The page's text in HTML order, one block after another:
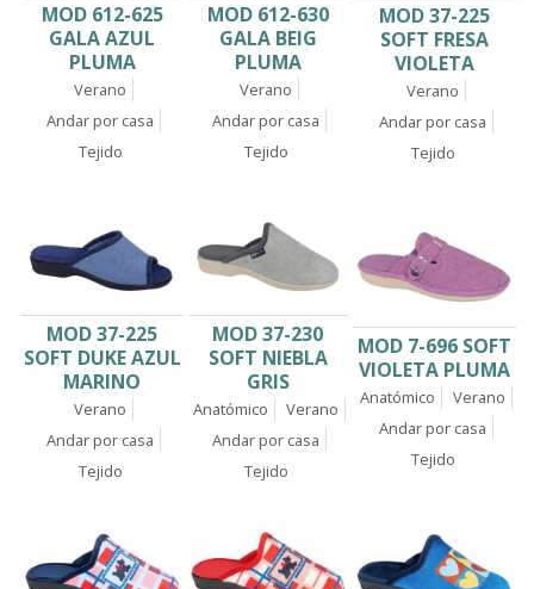
MOD 612-625
GALA AZUL
PLUMA
Verano
Andar por casa
Tejido
MOD 612-630
GALA BEIG
PLUMA
Verano
Andar por casa
Tejido
MOD 37-225
SOFT FRESA
VIOLETA
Verano
Andar por casa
Tejido
MOD 37-225
SOFT DUKE AZUL
MARINO
Verano
Andar por casa
Tejido
MOD 37-230
SOFT NIEBLA
GRIS
Anatómico
Verano
Andar por casa
Tejido
MOD 7-696 SOFT
VIOLETA PLUMA
Anatómico
Verano
Andar por casa
Tejido